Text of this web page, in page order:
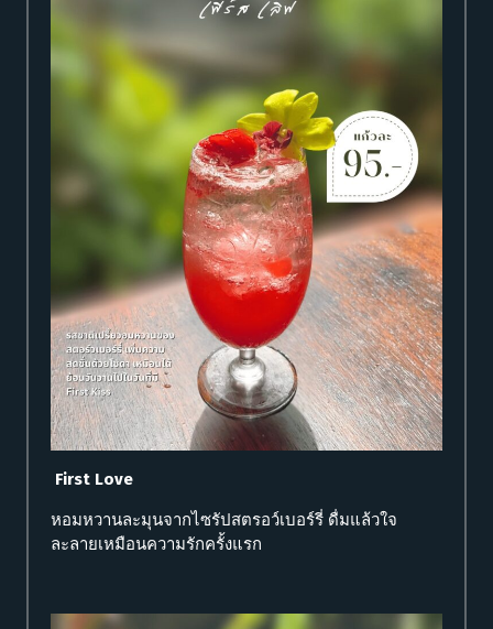
First Love
หอมหวานละมุนจากไซรัปสตรอว์เบอร์รี่ ดื่มแล้วใจ
ละลายเหมือนความรักครั้งแรก